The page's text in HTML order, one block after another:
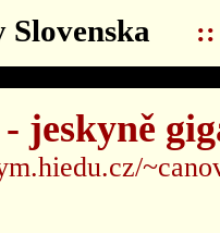
Slovenska ::
jeskyně